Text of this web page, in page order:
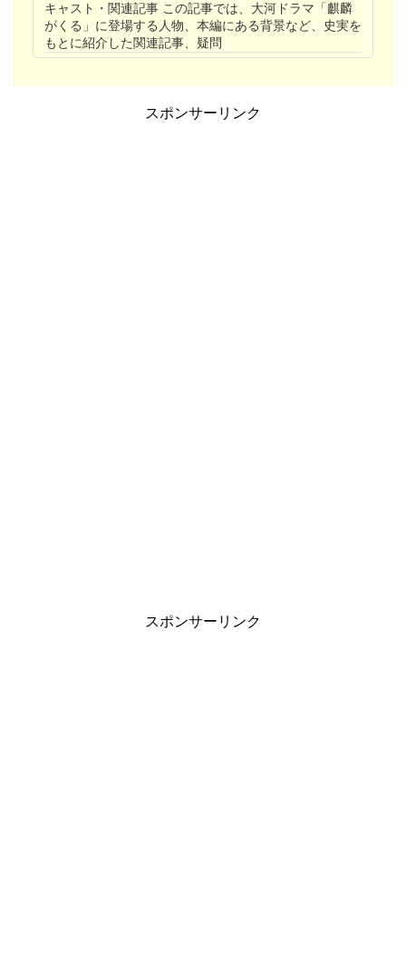
キャスト・関連記事 この記事では、大河ドラマ「麒麟
がくる」に登場する人物、本編にある背景など、史実を
もとに紹介した関連記事、疑問
スポンサーリンク
スポンサーリンク